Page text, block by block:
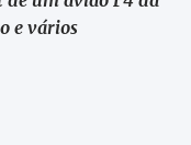
e vários